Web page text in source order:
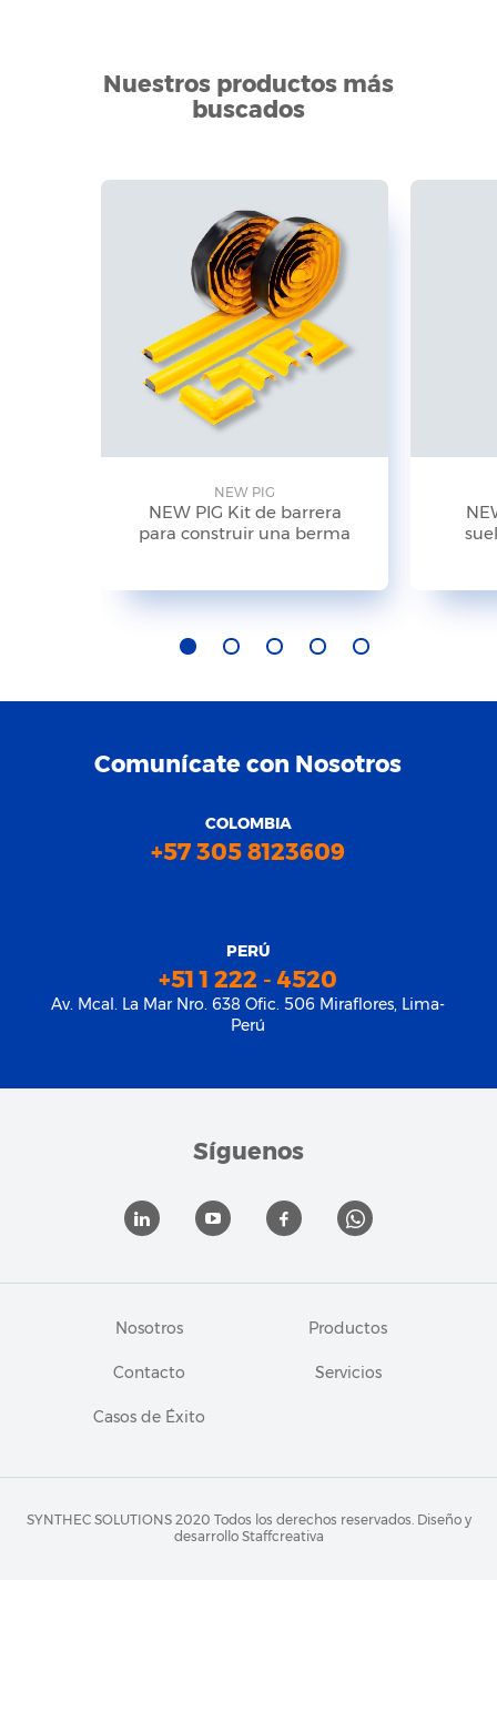
Nuestros productos más
buscados
NEW PIG
NEW PIG Kit de barrera
para construir una berma
Comunícate con Nosotros
COLOMBIA
+57 305 8123609
PERÚ
+51 1 222 - 4520
Av. Mcal. La Mar Nro. 638 Ofic. 506 Miraflores, Lima-
Perú
Síguenos
Nosotros Productos
Contacto Servicios
Casos de Éxito
SYNTHEC SOLUTIONS 2020 Todos los derechos reservados. Diseño y
desarrollo Staffcreativa